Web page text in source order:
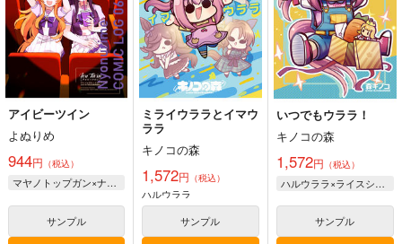
ウマ娘 プリティーダービー
ゴールドシップ
ステイゴールド
フェノーメノ
サンプル
カート
ウマ娘 プリティーダービー
ジャングルポケット×アグネスタキオン
サンプル
カート
689円（税込）
ウマ娘 プリティーダービー
オグリキャップ
タマモクロス
スーパークリーク
サンプル
カート
アイビーツイン
よぬりめ
944円 （税込）
マヤノトップガン×ナリタブライアン
サンプル
ミライウララとイマウ
ララ
キノコの森
1,572円 （税込）
ハルウララ
サンプル
いつでもウララ！
キノコの森
1,572円 （税込）
ハルウララ×ライスシャワー
サンプル